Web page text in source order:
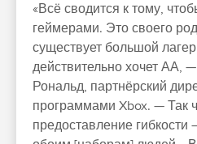
«Всё сводится к тому,
геймерами. Это своего
существует большой
действительно хочет АА,
Рональд, партнёрский
программами Xbox. — Так
предоставление гибкости